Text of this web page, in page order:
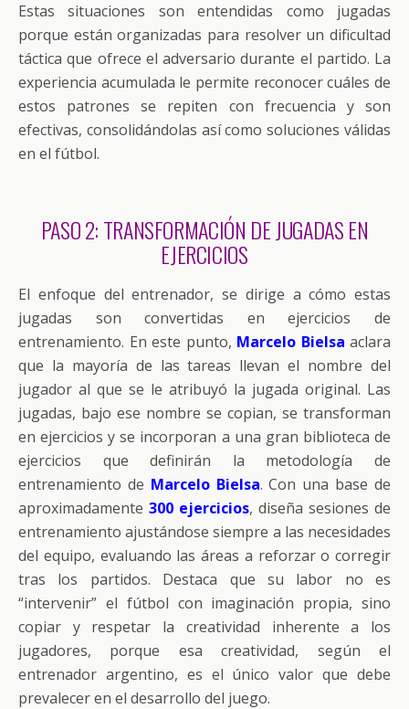
Estas situaciones son entendidas como jugadas
porque están organizadas para resolver un dificultad
táctica que ofrece el adversario durante el partido. La
experiencia acumulada le permite reconocer cuáles de
estos patrones se repiten con frecuencia y son
efectivas, consolidándolas así como soluciones válidas
en el fútbol.
PASO 2: TRANSFORMACIÓN DE JUGADAS EN
EJERCICIOS
El enfoque del entrenador, se dirige a cómo estas
jugadas son convertidas en ejercicios de
entrenamiento. En este punto, Marcelo Bielsa aclara
que la mayoría de las tareas llevan el nombre del
jugador al que se le atribuyó la jugada original. Las
jugadas, bajo ese nombre se copian, se transforman
en ejercicios y se incorporan a una gran biblioteca de
ejercicios que definirán la metodología de
entrenamiento de Marcelo Bielsa. Con una base de
aproximadamente 300 ejercicios, diseña sesiones de
entrenamiento ajustándose siempre a las necesidades
del equipo, evaluando las áreas a reforzar o corregir
tras los partidos. Destaca que su labor no es
“intervenir” el fútbol con imaginación propia, sino
copiar y respetar la creatividad inherente a los
jugadores, porque esa creatividad, según el
entrenador argentino, es el único valor que debe
prevalecer en el desarrollo del juego.